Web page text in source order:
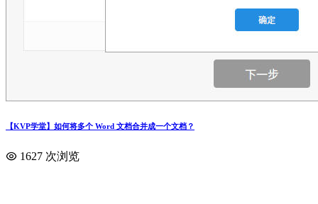
【KVP学堂】如何将多个 Word 文档合并成一个文档？
1627 次浏览